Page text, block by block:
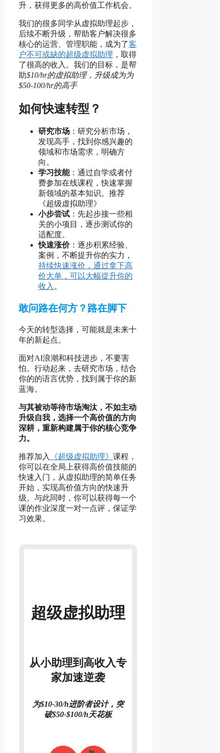
升，获得更多的高价值工作机会。
我们的很多同学从虚拟助理起步，
后续不断升级，帮助客户解决很多
核心的运营、管理职能，成为了客
户不可或缺的超级虚拟助理 ，取得
了很高的收入。我们的目标，是帮
助$10/hr的虚拟助理，升级成为为
$50-100/hr的高手
如何快速转型？
研究市场 ：研究分析市场，
发现高手，找到你感兴趣的
领域和市场需求，明确方
向。
学习技能：通过自学或者付
费参加在线课程，快速掌握
新领域的基本知识。推荐
《超级虚拟助理》
小步尝试 ：先起步接一些相
关的小项目，逐步测试你的
适配度。
快速涨价：逐步积累经验、
案例，不断提升你的实力，
持续快速涨价，通过拿下高
价大单，可以大幅提升你的
收入 。
敢问路在何方？路在脚下
今天的转型选择，可能就是未来十
年的新起点。
面对AI浪潮和科技进步，不要害
怕。行动起来，去研究市场，结合
你的的语言优势，找到属于你的新
蓝海。
与其被动等待市场淘汰，不如主动
升级自我，选择一个高价值的方向
深耕，重新构建属于你的核心竞争
力。
推荐加入 《超级虚拟助理》 课程，
你可以在全局上获得高价值技能的
快速入门，从虚拟助理的简单任务
开始，实现高价值方向的快速升
级。与此同时，你可以获得每一个
课的作业深度一对一点评，保证学
习效果。
超级虚拟助理
从小助理到高收入专
家加速逆袭
为$10-30/h进阶者设计，突
破$50-$100/h天花板